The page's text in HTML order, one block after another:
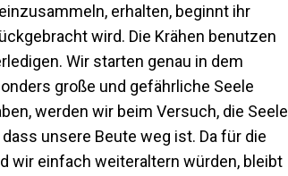
erhalten, beginnt ihr
wird. Die Krähen benutzen
Wir starten genau in dem
große und gefährliche Seele
werden wir beim Versuch, die Seele
unsere Beute weg ist. Da für die
wir einfach weiteraltern würden, bleibt